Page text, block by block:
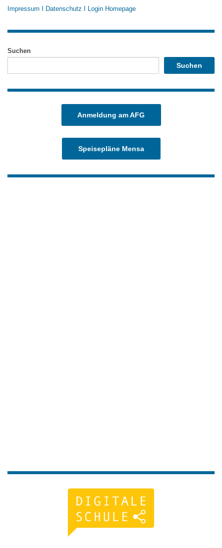
Impressum Datenschutz Login Homepage
Suchen
Suchen
Anmeldung am AFG
Speisepläne Mensa